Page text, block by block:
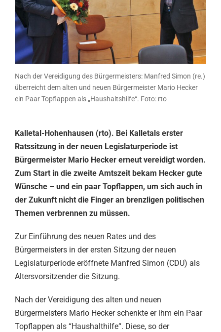
Nach der Vereidigung des Bürgermeisters: Manfred Simon (re.)
überreicht dem alten und neuen Bürgermeister Mario Hecker
ein Paar Topflappen als „Haushaltshilfe“. Foto: rto
Kalletal-Hohenhausen (rto). Bei Kalletals erster
Ratssitzung in der neuen Legislaturperiode ist
Bürgermeister Mario Hecker erneut vereidigt worden.
Zum Start in die zweite Amtszeit bekam Hecker gute
Wünsche – und ein paar Topflappen, um sich auch in
der Zukunft nicht die Finger an brenzligen politischen
Themen verbrennen zu müssen.
Zur Einführung des neuen Rates und des
Bürgermeisters in der ersten Sitzung der neuen
Legislaturperiode eröffnete Manfred Simon (CDU) als
Altersvorsitzender die Sitzung.
Nach der Vereidigung des alten und neuen
Bürgermeisters Mario Hecker schenkte er ihm ein Paar
Topflappen als “Haushalthilfe“. Diese, so der